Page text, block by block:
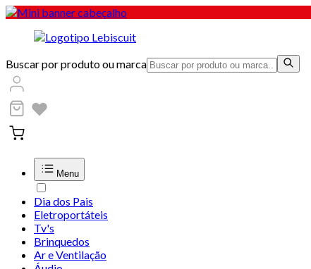
Buscar por produto ou marca
Menu
Dia dos Pais
Eletroportáteis
Tv's
Brinquedos
Ar e Ventilação